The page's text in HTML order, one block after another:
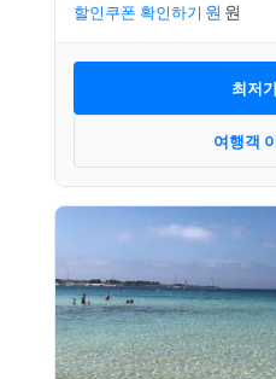
할인쿠폰 확인하기
최저
여행객